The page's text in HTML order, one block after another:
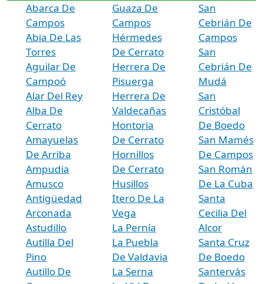
Abarca De
Campos
Abia De Las
Torres
Aguilar De
Campoó
Alar Del Rey
Alba De
Cerrato
Amayuelas
De Arriba
Ampudia
Amusco
Antigüedad
Arconada
Astudillo
Autilla Del
Pino
Autillo De
Guaza De
Campos
Hérmedes
De Cerrato
Herrera De
Pisuerga
Herrera De
Valdecañas
Hontoria
De Cerrato
Hornillos
De Cerrato
Husillos
Itero De La
Vega
La Pernía
La Puebla
De Valdavia
La Serna
San
Cebrián De
Campos
San
Cebrián De
Mudá
San
Cristóbal
De Boedo
San Mamés
De Campos
San Román
De La Cuba
Santa
Cecilia Del
Alcor
Santa Cruz
De Boedo
Santervás